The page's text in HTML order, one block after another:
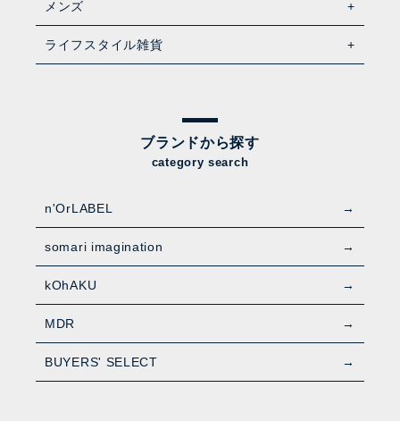
メンズ
ライフスタイル雑貨
ブランドから探す
category search
n'OrLABEL
somari imagination
kOhAKU
MDR
BUYERS' SELECT